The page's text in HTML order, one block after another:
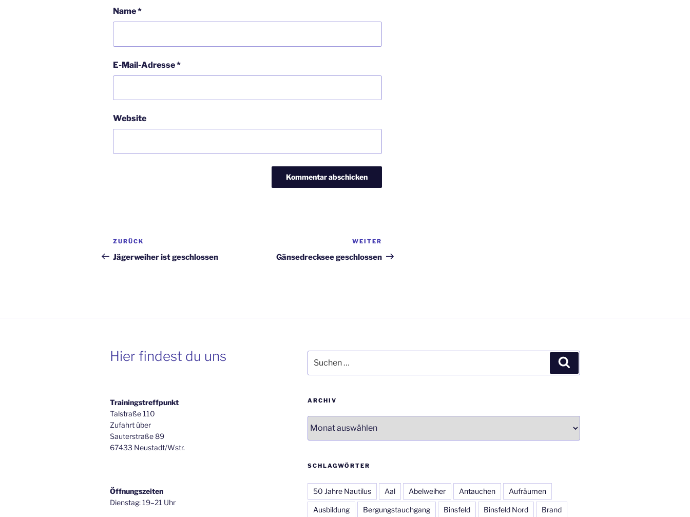
Name*
E-Mail-Adresse*
Website
Beitragsnavigation
Vorheriger
Beitrag
ZURÜCK
Jägerweiher ist geschlossen
Beitrag
WEITER
Gänsedrecksee geschlossen
Hier findest du uns
Trainingstreffpunkt
Talstraße 110
Zufahrt über
Sauterstraße 89
67433 Neustadt/Wstr.
Öffnungszeiten
Dienstag: 19–21 Uhr
nach:
ARCHIV
SCHLAGWÖRTER
50 Jahre Nautilus Aal Abelweiher Antauchen Aufräumen
Ausbildung Bergungstauchgang Binsfeld Binsfeld Nord Brand